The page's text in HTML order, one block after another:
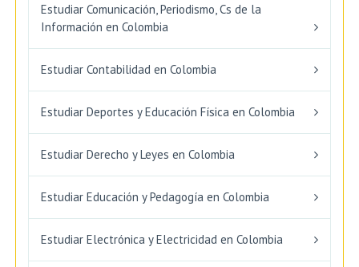
Estudiar Comunicación, Periodismo, Cs de la
Información en Colombia
Estudiar Contabilidad en Colombia
Estudiar Deportes y Educación Física en Colombia
Estudiar Derecho y Leyes en Colombia
Estudiar Educación y Pedagogía en Colombia
Estudiar Electrónica y Electricidad en Colombia